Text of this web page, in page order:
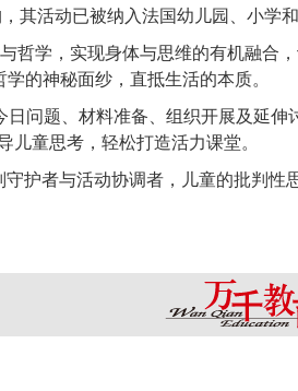
其活动已被纳入法国幼儿园、小学和
哲学，实现身体与思维的有机融合
学的神秘面纱，直抵生活的本质。
问题、材料准备、组织开展及延伸
童思考，轻松打造活力课堂。
护者与活动协调者，儿童的批判性